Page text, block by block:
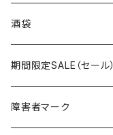
国道600～699号線
ROUTE 100～199号線
ROUTE 0～99号線
ROUTE 100～199号線
岩手県
宮城県
秋田県
酒袋
期間限定SALE（セール）
障害者マーク